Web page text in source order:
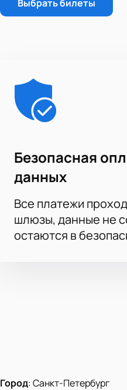
Выбрать билеты
Безопасная
данных
Все платежи
шлюзы, данные не
остаются в
Город:Санкт-Петербург